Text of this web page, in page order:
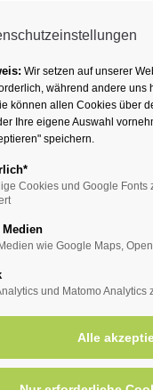
Wir setzen auf unserer
während andere uns
können allen Cookies über
Ihre eigene Auswahl
speichern.
Cookies und Google
Medien
wie Google Maps,
und Matomo Analytics